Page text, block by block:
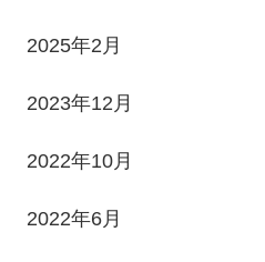
2025年2月
2023年12月
2022年10月
2022年6月